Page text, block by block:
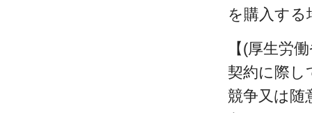
を購入す
【(厚生労
契約に際し
競争又は随